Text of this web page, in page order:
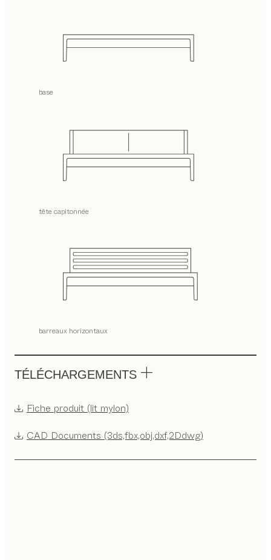
base
tête capitonnée
barreaux horizontaux
TÉLÉCHARGEMENTS
Fiche produit (lit mylon)
CAD Documents (3ds,fbx,obj,dxf,2Ddwg)